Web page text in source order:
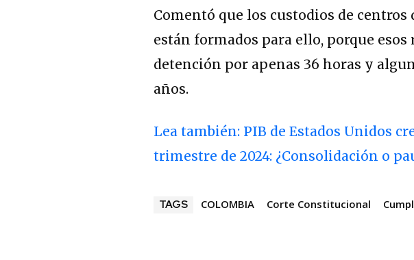
Comentó que los custodios de
están formados para ello, porque
detención por apenas 36 horas y
años.
Lea también: PIB de Estados Unidos
trimestre de 2024: ¿Consolidación o
TAGS COLOMBIA Corte Constitucional